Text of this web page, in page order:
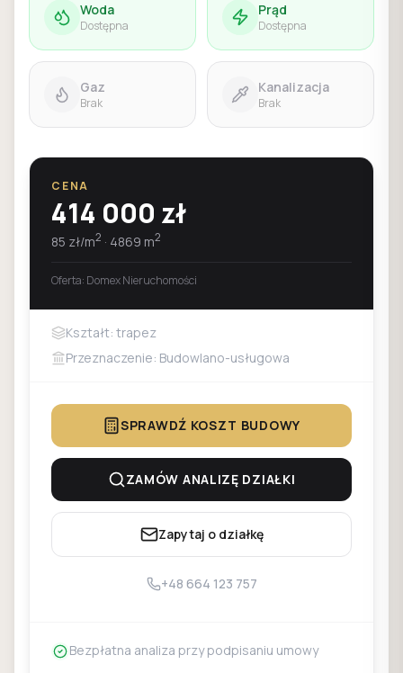
Woda
Dostępna
Prąd
Dostępna
Gaz
Brak
Kanalizacja
Brak
CENA
414 000 zł
85 zł/m2 · 4869 m2
Oferta: Domex Nieruchomości
Kształt: trapez
Przeznaczenie: Budowlano-usługowa
SPRAWDŹ KOSZT BUDOWY
ZAMÓW ANALIZĘ DZIAŁKI
Zapytaj o działkę
+48 664 123 757
Bezpłatna analiza przy podpisaniu umowy